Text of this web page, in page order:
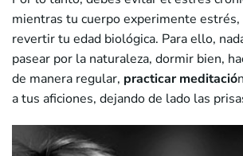
mientras tu cuerpo experimente estrés,
revertir tu edad biológica. Para ello,
pasear por la naturaleza, dormir bien,
de manera regular, practicar meditació
a tus aficiones, dejando de lado las